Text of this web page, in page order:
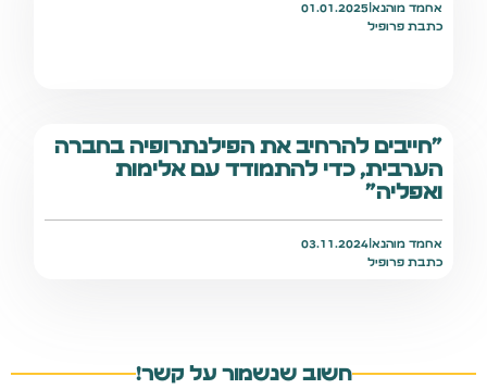
אחמד מוהנא |
01.01.2025
כתבת פרופיל
"חייבים להרחיב את הפילנתרופיה בחברה
הערבית, כדי להתמודד עם אלימות
ואפליה"
אחמד מוהנא |
03.11.2024
כתבת פרופיל
חשוב שנשמור על קשר!